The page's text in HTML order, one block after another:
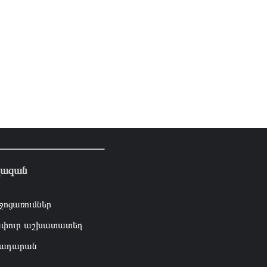
աշխատատեղ